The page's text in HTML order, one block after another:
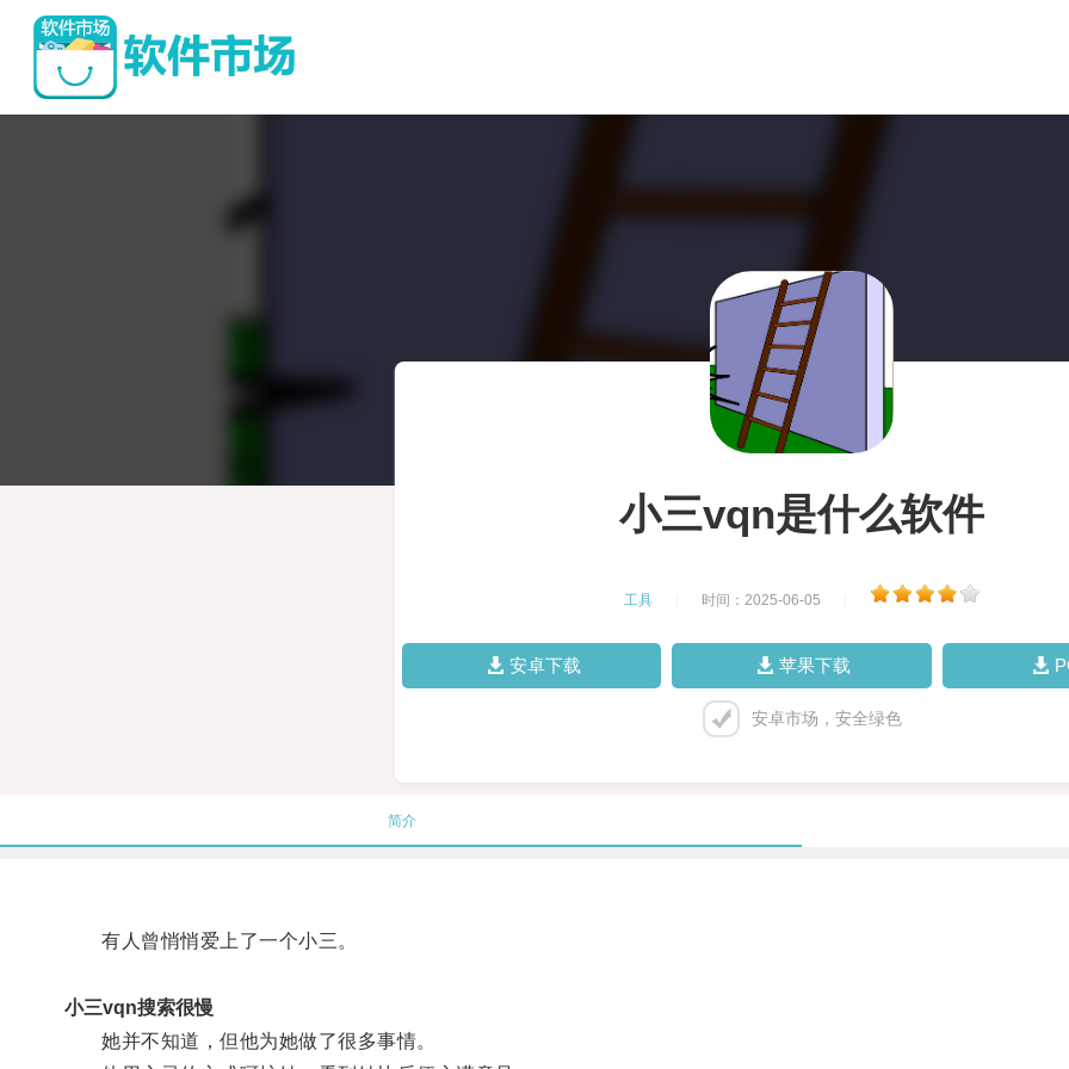
小三vqn是什么软件
工具 时间：2025-06-05
安卓下载 苹果下载
安卓市场，安全绿色
简介
有人曾悄悄爱上了一个小三。
小三vqn搜索很慢
她并不知道，但他为她做了很多事情。